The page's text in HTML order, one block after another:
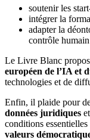
soutenir les
intégrer la
adapter la
contrôle
Le Livre Blanc
européen de l’IA et
technologies et de
Enfin, il plaide pour
données juridiques
conditions
valeurs